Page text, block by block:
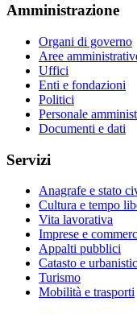
Amministrazione
Organi di governo
Aree
Uffici
Enti e fondazioni
Politici
Personale
Documenti e dati
Servizi
Anagrafe e stato
Cultura e tempo
Vita lavorativa
Imprese e
Appalti pubblici
Catasto e
Turismo
Mobilità e trasporti